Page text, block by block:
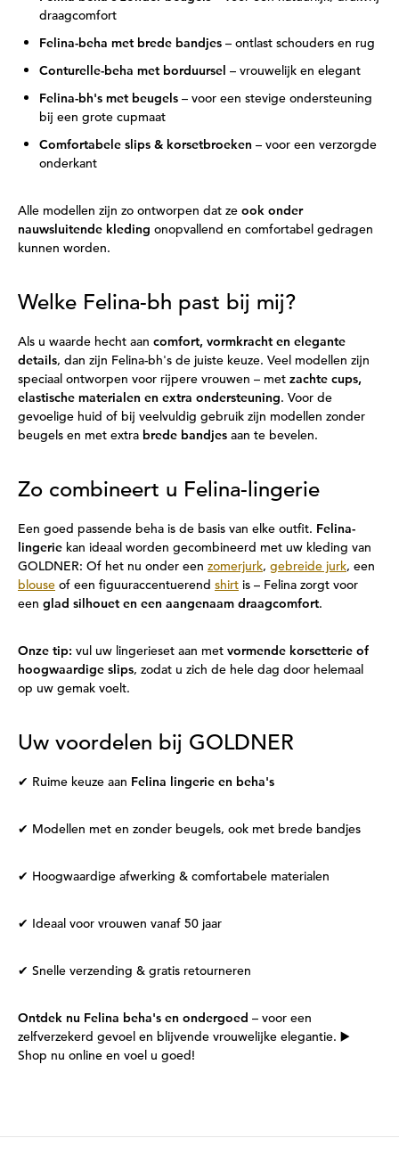
draagcomfort
Felina-beha met brede bandjes – ontlast schouders en rug
Conturelle-beha met borduursel – vrouwelijk en elegant
Felina-bh's met beugels – voor een stevige ondersteuning
bij een grote cupmaat
Comfortabele slips & korsetbroeken – voor een verzorgde
onderkant
Alle modellen zijn zo ontworpen dat ze ook onder
nauwsluitende kleding onopvallend en comfortabel gedragen
kunnen worden.
Welke Felina-bh past bij mij?
Als u waarde hecht aan comfort, vormkracht en elegante
details, dan zijn Felina-bh's de juiste keuze. Veel modellen zijn
speciaal ontworpen voor rijpere vrouwen – met zachte cups,
elastische materialen en extra ondersteuning. Voor de
gevoelige huid of bij veelvuldig gebruik zijn modellen zonder
beugels en met extra brede bandjes aan te bevelen.
Zo combineert u Felina-lingerie
Een goed passende beha is de basis van elke outfit. Felina-
lingerie kan ideaal worden gecombineerd met uw kleding van
GOLDNER: Of het nu onder een zomerjurk, gebreide jurk, een
blouse of een figuuraccentuerend shirt is – Felina zorgt voor
een glad silhouet en een aangenaam draagcomfort.
Onze tip: vul uw lingerieset aan met vormende korsetterie of
hoogwaardige slips, zodat u zich de hele dag door helemaal
op uw gemak voelt.
Uw voordelen bij GOLDNER
✔ Ruime keuze aan Felina lingerie en beha's
✔ Modellen met en zonder beugels, ook met brede bandjes
✔ Hoogwaardige afwerking & comfortabele materialen
✔ Ideaal voor vrouwen vanaf 50 jaar
✔ Snelle verzending & gratis retourneren
Ontdek nu Felina beha's en ondergoed – voor een
zelfverzekerd gevoel en blijvende vrouwelijke elegantie. ▶️
Shop nu online en voel u goed!